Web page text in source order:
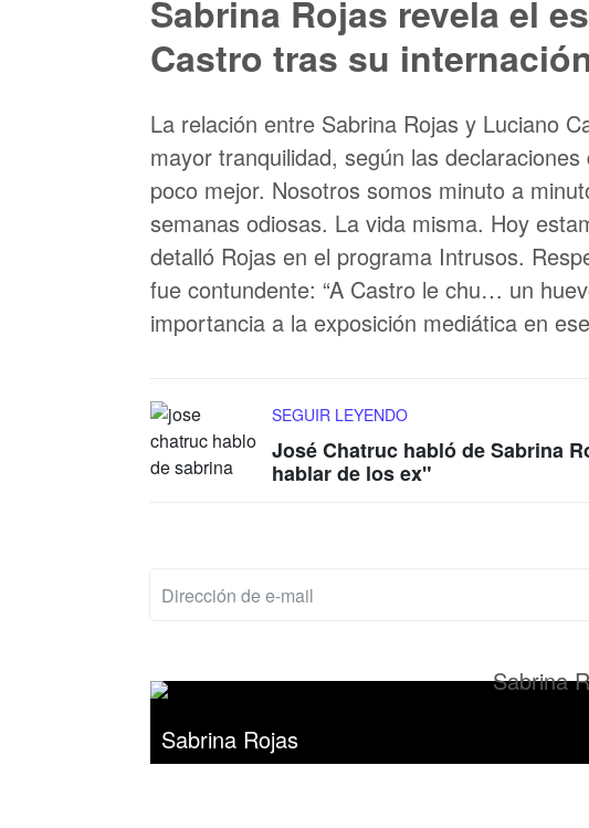
Sabrina Rojas revela el
Castro tras su
La relación entre Sabrina Rojas y Luciano
mayor tranquilidad, según las
poco mejor. Nosotros somos minuto a
semanas odiosas. La vida misma. Hoy
detalló Rojas en el programa Intrusos.
fue contundente: “A Castro le chu… un
importancia a la exposición mediática en
SEGUIR LEYENDO
José Chatruc habló de Sabrina
hablar de los ex"
Sabrina Rojas